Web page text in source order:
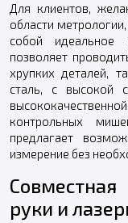
Для клиентов,
области
собой идеальное
позволяет
хрупких деталей,
сталь, с высокой
контрольных
предлагает
измерение без
руки и